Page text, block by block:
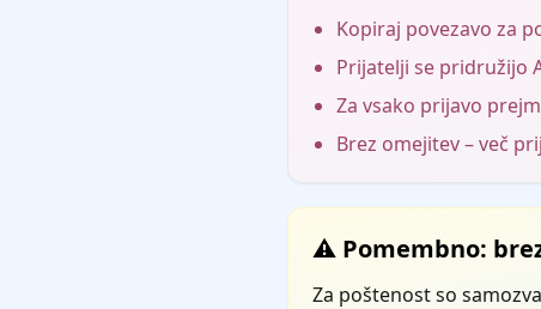
Kopiraj povezavo za
Prijatelji se pridružijo
Za vsako prijavo
Brez omejitev – več
⚠️ Pomembno:
Za poštenost so